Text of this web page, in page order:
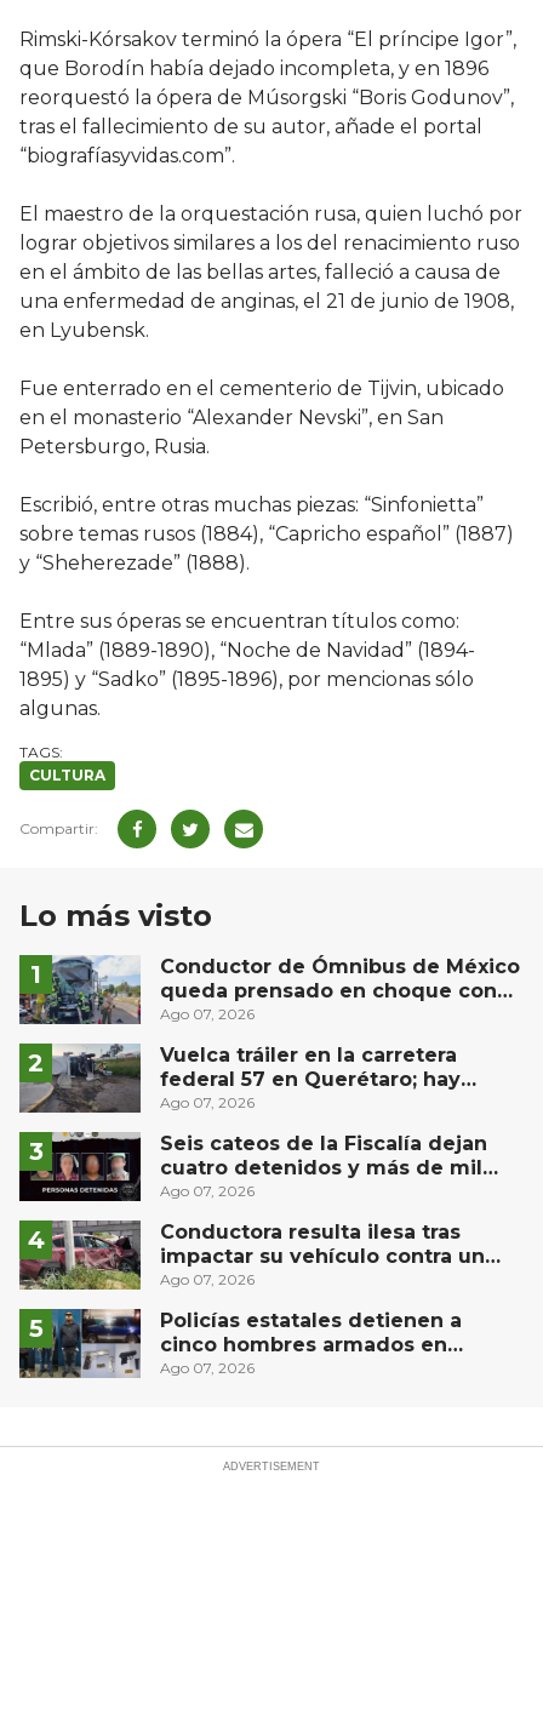
Rimski-Kórsakov terminó la ópera “El príncipe Igor”,
que Borodín había dejado incompleta, y en 1896
reorquestó la ópera de Músorgski “Boris Godunov”,
tras el fallecimiento de su autor, añade el portal
“biografíasyvidas.com”.
El maestro de la orquestación rusa, quien luchó por
lograr objetivos similares a los del renacimiento ruso
en el ámbito de las bellas artes, falleció a causa de
una enfermedad de anginas, el 21 de junio de 1908,
en Lyubensk.
Fue enterrado en el cementerio de Tijvin, ubicado
en el monasterio “Alexander Nevski”, en San
Petersburgo, Rusia.
Escribió, entre otras muchas piezas: “Sinfonietta”
sobre temas rusos (1884), “Capricho español” (1887)
y “Sheherezade” (1888).
Entre sus óperas se encuentran títulos como:
“Mlada” (1889-1890), “Noche de Navidad” (1894-
1895) y “Sadko” (1895-1896), por mencionas sólo
algunas.
CULTURA
Lo más visto
Conductor de Ómnibus de México
queda prensado en choque con
materialista en San Juan del Río
Ago 07, 2026
Vuelca tráiler en la carretera
federal 57 en Querétaro; hay
derrame de combustible
Ago 07, 2026
Seis cateos de la Fiscalía dejan
cuatro detenidos y más de mil
dosis aseguradas en Querétaro
Ago 07, 2026
Conductora resulta ilesa tras
impactar su vehículo contra un
muro en Huimilpan
Ago 07, 2026
Policías estatales detienen a
cinco hombres armados en
Puebla capital
Ago 07, 2026